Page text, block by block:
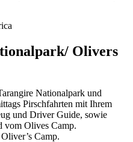
Olivers
Nationalpark und
Pirschfahrten mit Ihrem
und Driver Guide, sowie
vom Olives Camp.
Camp.